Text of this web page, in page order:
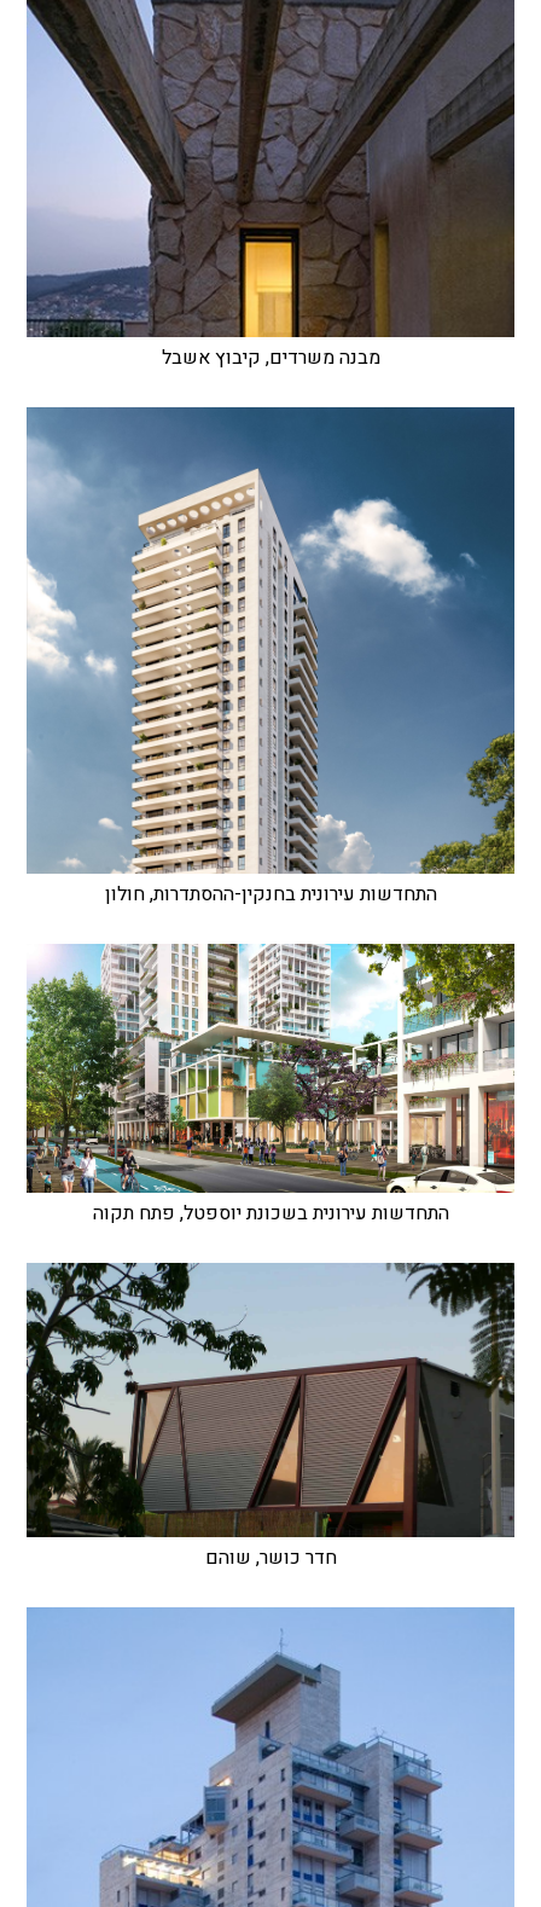
מבנה משרדים, קיבוץ אשבל
התחדשות עירונית בחנקין-ההסתדרות, חולון
התחדשות עירונית בשכונת יוספטל, פתח תקוה
חדר כושר, שוהם